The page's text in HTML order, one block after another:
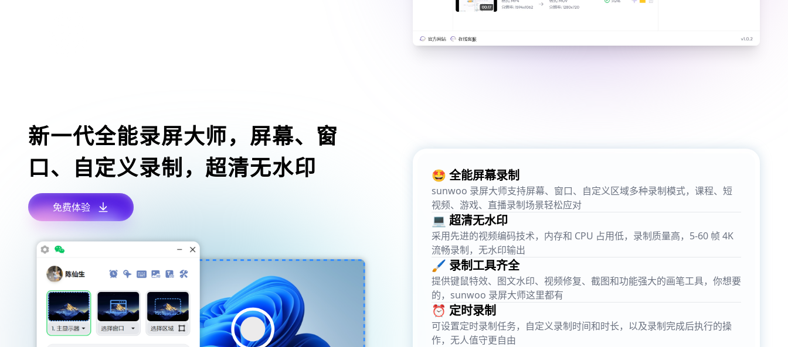
新一代全能录屏大师，屏幕、窗
口、自定义录制，超清无水印
免费体验
🤩 全能屏幕录制
sunwoo 录屏大师支持屏幕、窗口、自定义区域多种录制模式，课程、短
视频、游戏、直播录制场景轻松应对
💻 超清无水印
采用先进的视频编码技术，内存和 CPU 占用低，录制质量高，5-60 帧 4K
流畅录制，无水印输出
🖌️ 录制工具齐全
提供键鼠特效、图文水印、视频修复、截图和功能强大的画笔工具，你想要
的，sunwoo 录屏大师这里都有
⏰ 定时录制
可设置定时录制任务，自定义录制时间和时长，以及录制完成后执行的操
作，无人值守更自由